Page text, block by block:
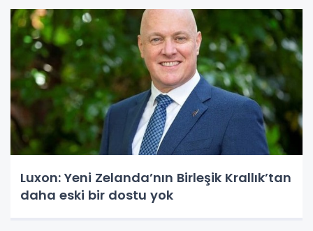
Luxon: Yeni Zelanda’nın Birleşik Krallık’tan
daha eski bir dostu yok